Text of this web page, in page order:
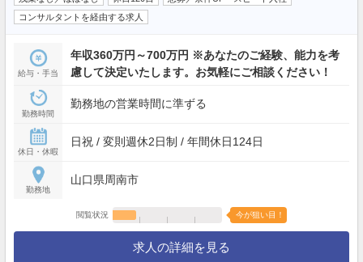
コンサルタントを経由する求人
給与・手当
年収360万円～700万円 ※あなたのご経験、能力を考
慮して決定いたします。お気軽にご相談ください！
勤務時間
勤務地の営業時間に準ずる
休日・休暇
日祝 / 変則週休2日制 / 年間休日124日
勤務地
山口県周南市
閲覧状況 今が狙い目！
求人の詳細を見る